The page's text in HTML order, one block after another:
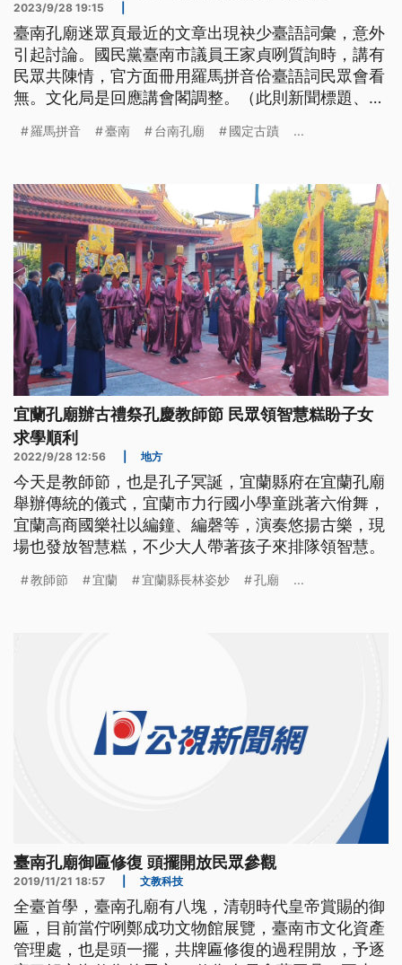
2023/9/28 19:15
臺南孔廟迷眾頁最近的文章出現袂少臺語詞彙，意外
引起討論。國民黨臺南市議員王家貞咧質詢時，講有
民眾共陳情，官方面冊用羅馬拼音佮臺語詞民眾會看
無。文化局是回應講會閣調整。（此則新聞標題、導
羅馬拼音 臺南 台南孔廟 國定古蹟 ...
宜蘭孔廟辦古禮祭孔慶教師節 民眾領智慧糕盼子女
求學順利
2022/9/28 12:56 地方
今天是教師節，也是孔子冥誕，宜蘭縣府在宜蘭孔廟
舉辦傳統的儀式，宜蘭市力行國小學童跳著六佾舞，
宜蘭高商國樂社以編鐘、編磬等，演奏悠揚古樂，現
場也發放智慧糕，不少大人帶著孩子來排隊領智慧。
教師節 宜蘭 宜蘭縣長林姿妙 孔廟 ...
臺南孔廟御匾修復 頭擺開放民眾參觀
2019/11/21 18:57 文教科技
全臺首學，臺南孔廟有八塊，清朝時代皇帝賞賜的御
匾，目前當佇咧鄭成功文物館展覽，臺南市文化資產
管理處，也是頭一擺，共牌匾修復的過程開放，予逐